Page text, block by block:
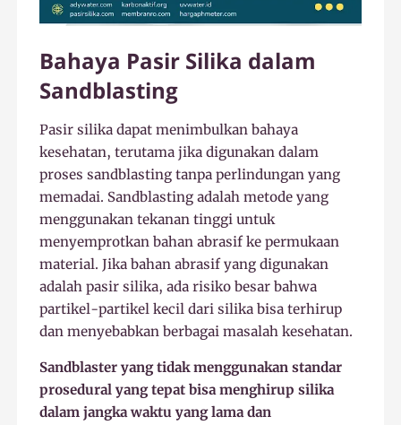
Bahaya Pasir Silika dalam
Sandblasting
Pasir silika dapat menimbulkan bahaya
kesehatan, terutama jika digunakan dalam
proses sandblasting tanpa perlindungan yang
memadai. Sandblasting adalah metode yang
menggunakan tekanan tinggi untuk
menyemprotkan bahan abrasif ke permukaan
material. Jika bahan abrasif yang digunakan
adalah pasir silika, ada risiko besar bahwa
partikel-partikel kecil dari silika bisa terhirup
dan menyebabkan berbagai masalah kesehatan.
Sandblaster yang tidak menggunakan standar
prosedural yang tepat bisa menghirup silika
dalam jangka waktu yang lama dan